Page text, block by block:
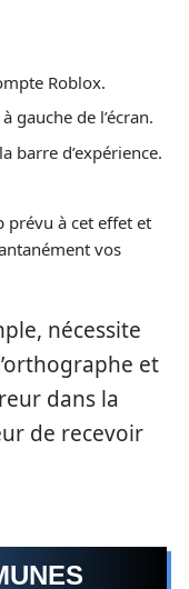
Roblox.
gauche de l’écran.
barre d’expérience.
prévu à cet effet et
vos
nécessite
et
dans la
de recevoir